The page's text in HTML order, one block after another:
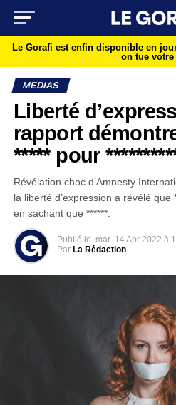
Le Gorafi est enfin disponible en
on tue votre
MEDIAS
Liberté
rapport
***** pour
Révélation choc d’Amnesty
la liberté d’expression a révélé que
en sachant que ******.
Publié le mar 14 Apr 2022 à
Par La Rédaction